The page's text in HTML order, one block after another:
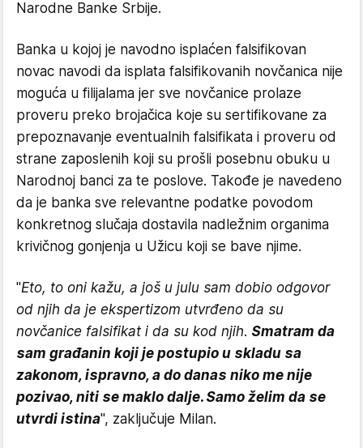
Narodne Banke Srbije.
Banka u kojoj je navodno isplaćen falsifikovan
novac navodi da isplata falsifikovanih novčanica nije
moguća u filijalama jer sve novčanice prolaze
proveru preko brojačica koje su sertifikovane za
prepoznavanje eventualnih falsifikata i proveru od
strane zaposlenih koji su prošli posebnu obuku u
Narodnoj banci za te poslove. Takođe je navedeno
da je banka sve relevantne podatke povodom
konkretnog slučaja dostavila nadležnim organima
krivičnog gonjenja u Užicu koji se bave njime.
"Eto, to oni kažu, a još u julu sam dobio odgovor
od njih da je ekspertizom utvrđeno da su
novčanice falsifikat i da su kod njih. Smatram da
sam građanin koji je postupio u skladu sa
zakonom, ispravno, a do danas niko me nije
pozivao, niti se maklo dalje. Samo želim da se
utvrdi istina", zaključuje Milan.